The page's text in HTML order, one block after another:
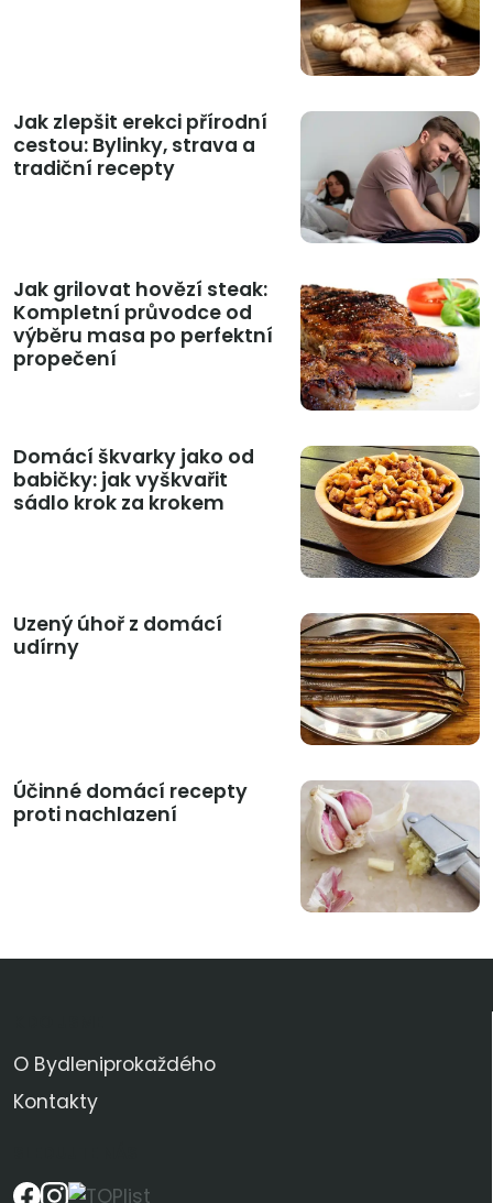
Jak zlepšit erekci přírodní
cestou: Bylinky, strava a
tradiční recepty
Jak grilovat hovězí steak:
Kompletní průvodce od
výběru masa po perfektní
propečení
Domácí škvarky jako od
babičky: jak vyškvařit
sádlo krok za krokem
Uzený úhoř z domácí
udírny
Účinné domácí recepty
proti nachlazení
O Bydleniprokaždého
Kontakty